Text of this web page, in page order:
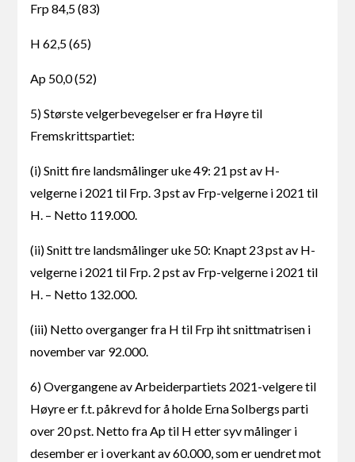
Frp 84,5 (83)
H 62,5 (65)
Ap 50,0 (52)
5) Største velgerbevegelser er fra Høyre til
Fremskrittspartiet:
(i) Snitt fire landsmålinger uke 49: 21 pst av H-
velgerne i 2021 til Frp. 3 pst av Frp-velgerne i 2021 til
H. – Netto 119.000.
(ii) Snitt tre landsmålinger uke 50: Knapt 23 pst av H-
velgerne i 2021 til Frp. 2 pst av Frp-velgerne i 2021 til
H. – Netto 132.000.
(iii) Netto overganger fra H til Frp iht snittmatrisen i
november var 92.000.
6) Overgangene av Arbeiderpartiets 2021-velgere til
Høyre er f.t. påkrevd for å holde Erna Solbergs parti
over 20 pst. Netto fra Ap til H etter syv målinger i
desember er i overkant av 60.000, som er uendret mot